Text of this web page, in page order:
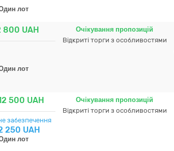
лот
800 UAH
лот
Очікування пропозицій
Відкриті торги з особливостями
500 UAH
забезпечення
250 UAH
лот
Очікування пропозицій
Відкриті торги з особливостями